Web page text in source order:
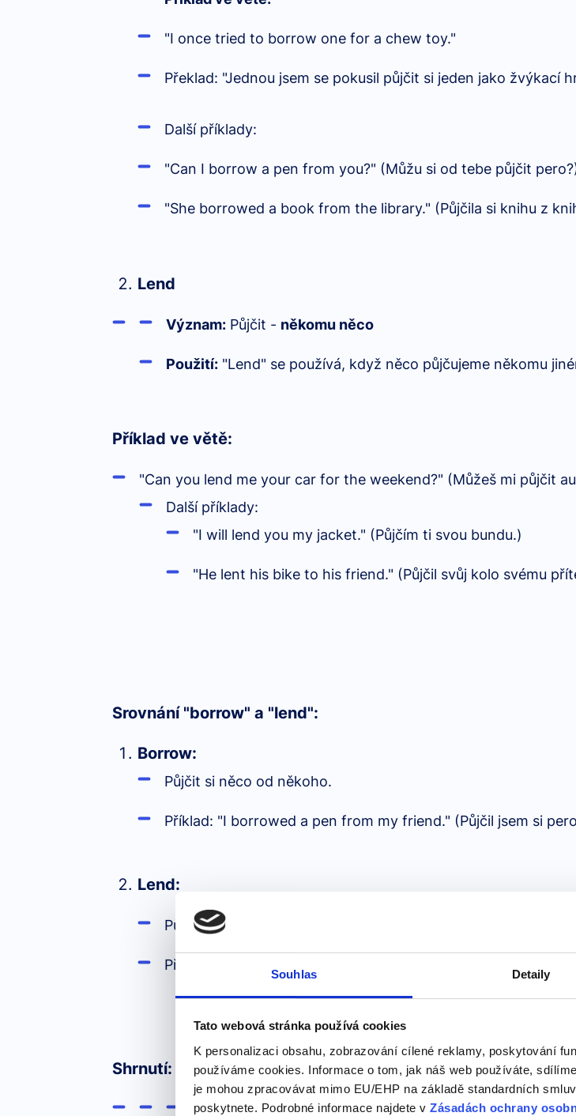
Souhlas Detaily
Tato webová stránka používá cookies
K personalizaci obsahu, zobrazování cílené reklamy, poskytování
používáme cookies. Informace o tom, jak náš web používáte,
je mohou zpracovávat mimo EU/EHP na základě standardních
poskytnete. Podrobné informace najdete v Zásadách ochrany
"I once tried to borrow one for a chew toy."
Překlad: "Jednou jsem se pokusil půjčit si jeden jako žvýkací
Další příklady:
"Can I borrow a pen from you?" (Můžu si od tebe půjčit
"She borrowed a book from the library." (Půjčila si knihu z
Lend
Význam: Půjčit - někomu něco
Použití: "Lend" se používá, když něco půjčujeme někomu
Příklad ve větě:
"Can you lend me your car for the weekend?" (Můžeš mi půjčit
Další příklady:
"I will lend you my jacket." (Půjčím ti svou bundu.)
"He lent his bike to his friend." (Půjčil svůj kolo svému
Srovnání "borrow" a "lend":
Borrow:
Půjčit si něco od někoho.
Příklad: "I borrowed a pen from my friend." (Půjčil jsem si
Lend:
Půjčit něco někomu.
Příklad: "I lent my pen to my friend." (Půjčil jsem pero svému
Shrnutí:
Borrowznamená půjčit si něco od někoho.